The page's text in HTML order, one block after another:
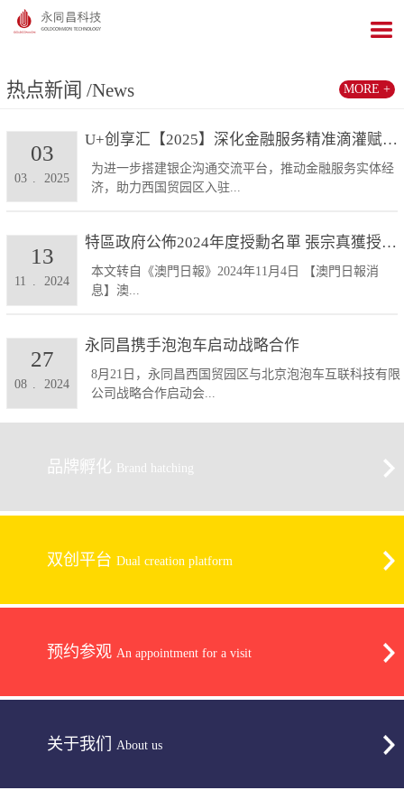
热点新闻 /News
U+创享汇【2025】深化金融服务精准滴灌赋能发展...
为进一步搭建银企沟通交流平台，推动金融服务实体经
济，助力西国贸园区入驻...
03 2025
03
特區政府公佈2024年度授勳名單 張宗真獲授予專業...
本文转自《澳門日報》2024年11月4日 【澳門日報消
息】澳...
11 2024
13
永同昌携手泡泡车启动战略合作
8月21日，永同昌西国贸园区与北京泡泡车互联科技有限
公司战略合作启动会...
08 . 2024
27
MORE +
品牌孵化 Brand hatching
双创平台 Dual creation platform
预约参观 An appointment for a visit
关于我们 About us